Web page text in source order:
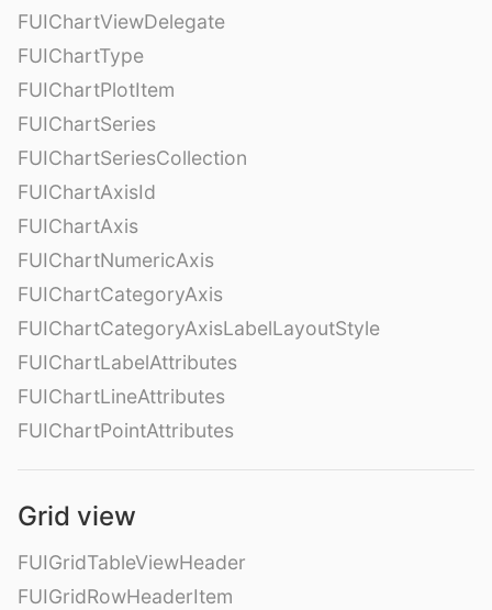
FUIChartViewDelegate
FUIChartType
FUIChartPlotItem
FUIChartSeries
FUIChartSeriesCollection
FUIChartAxisId
FUIChartAxis
FUIChartNumericAxis
FUIChartCategoryAxis
FUIChartCategoryAxisLabelLayoutStyle
FUIChartLabelAttributes
FUIChartLineAttributes
FUIChartPointAttributes
Grid view
FUIGridTableViewHeader
FUIGridRowHeaderItem